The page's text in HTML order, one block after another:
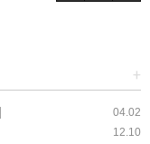
+
04.02
12.10